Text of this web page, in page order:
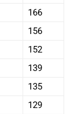
166
156
152
139
135
129